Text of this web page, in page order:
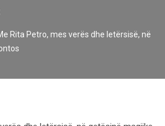
Rita Petro, mes verës dhe letërsisë, në